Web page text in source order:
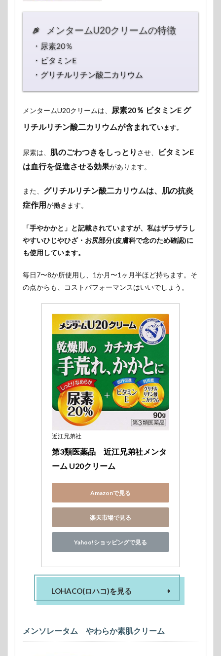
メンタームU20クリームの特徴
・尿素20％
・ビタミンE
・グリチルリチン酸二カリウム
メンタームU20クリームは、
尿素20％ ビタミンE グ
リチルリチン酸二カリウムが含まれています。
尿素は、 肌のごわつきをしっとり させ、
ビタミンE
は血行を促進させる効果があります。
また、 グリチルリチン酸二カリウムは、肌の抗炎
症作用が働きます。
「手やかかと」と記載されていますが、私はザラザラし
やすいひじやひざ・お尻部分(皮膚科で念のため確認)に
も使用しています。
毎日7〜8か所使用し、1か月〜1ヶ月半ほど持ちます。そ
の点からも、コストパフォーマンスはいいでしょう。
近江兄弟社
第3類医薬品　近江兄弟社メンタ
ーム U20クリーム
Amazonで見る
楽天市場で見る
Yahoo!ショッピングで見る
LOHACO(ロハコ)を見る
メンソレータム やわらか素肌クリーム